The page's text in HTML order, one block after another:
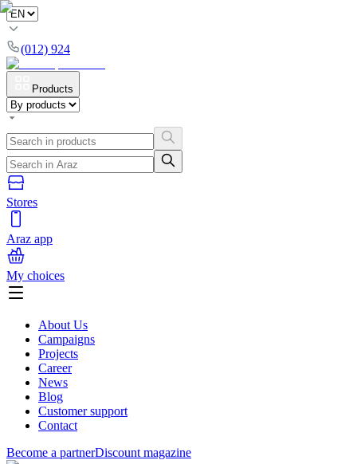
(012) 924
Products
Stores
Araz app
My choices
About Us
Campaigns
Projects
Career
News
Blog
Customer support
Contact
Become a partnerDiscount magazine